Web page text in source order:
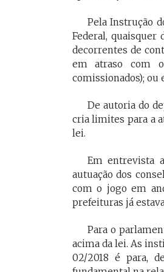
Pela Instrução
Federal,
decorrentes de
em atraso com
comissionados); ou
De autoria do
cria limites para a
lei.
Em entrevista
autuação dos
com o jogo em
prefeituras já
Para o
acima da lei. As
02/2018 é para,
mais convergências do
divergências, somos da
geração.
Procurador federal de
carreira e professor da
UFMA, foi presidente do
Procon/MA e atuou como
Secma, Segov e Seduc. É
vice-governador do
Maranhão desde 2023.